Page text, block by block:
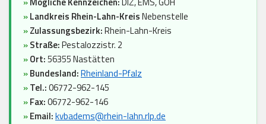
»Landkreis Rhein-Lahn-KreisNebenstelle
»Zulassungsbezirk:Rhein-Lahn-Kreis
»Straße:Pestalozzistr. 2
»Ort:56355 Nastätten
»Bundesland:Rheinland-Pfalz
»Tel.:06772-962-145
»Fax:06772-962-146
»Email:kvbadems@rhein-lahn.rlp.de